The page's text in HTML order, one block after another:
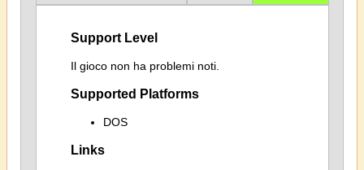
Support Level
Il gioco non ha problemi noti.
Supported Platforms
DOS
Links